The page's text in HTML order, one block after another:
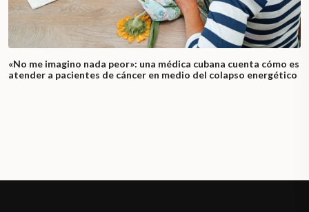
«No me imagino nada peor»: una médica cubana cuenta cómo es
atender a pacientes de cáncer en medio del colapso energético